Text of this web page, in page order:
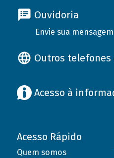
Ouvidoria
Envie sua mensagem
Outros telefones
Acesso à
Acesso Rápido
Quem somos